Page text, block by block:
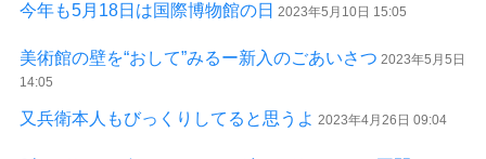
今年も5月18日は国際博物館の日 2023年5月10日 15:05
美術館の壁を“おして”みるー新入のごあいさつ 2023年5月5日
14:05
又兵衛本人もびっくりしてると思うよ 2023年4月26日 09:04